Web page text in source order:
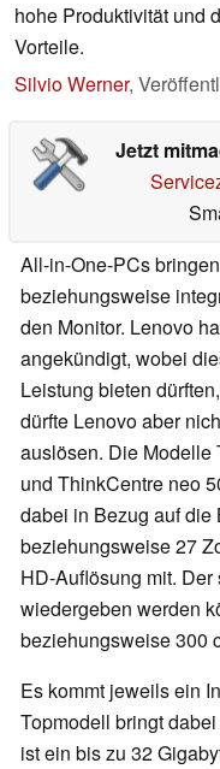
hohe Produktivität und
Vorteile.
Silvio Werner,
Jetzt
All-in-One-PCs
beziehungsweise
den Monitor. Lenovo
angekündigt, wobei
Leistung bieten
dürfte Lenovo aber
auslösen. Die Modelle
und ThinkCentre neo
dabei in Bezug auf
beziehungsweise 27
HD-Auflösung mit.
wiedergeben werden
beziehungsweise 300
Es kommt jeweils ein
Topmodell bringt
ist ein bis zu 32